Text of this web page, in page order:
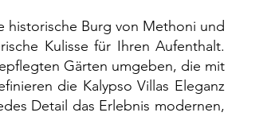
historische Burg von Methoni und
Kulisse für Ihren Aufenthalt.
Gärten umgeben, die mit
die Kalypso Villas Eleganz
Detail das Erlebnis modernen,